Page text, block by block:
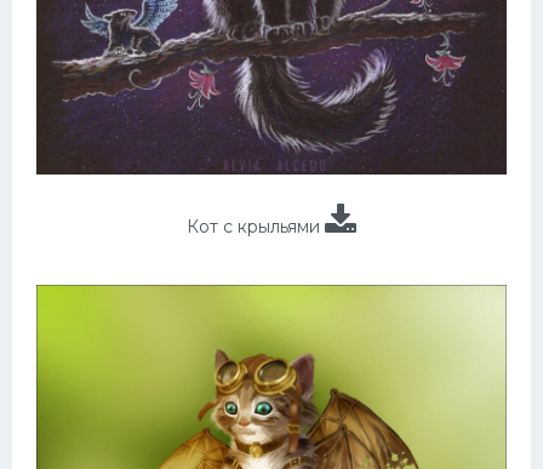
Кот с крыльями